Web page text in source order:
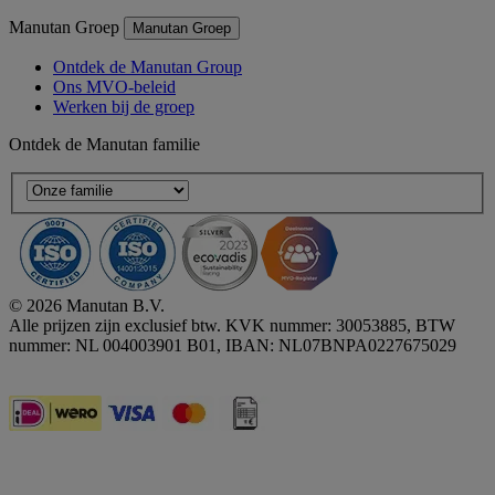
Manutan Groep Manutan Groep
Ontdek de Manutan Group
Ons MVO-beleid
Werken bij de groep
Ontdek de Manutan familie
© 2026 Manutan B.V.
Alle prijzen zijn exclusief btw. KVK nummer: 30053885, BTW
nummer: NL 004003901 B01, IBAN: NL07BNPA0227675029